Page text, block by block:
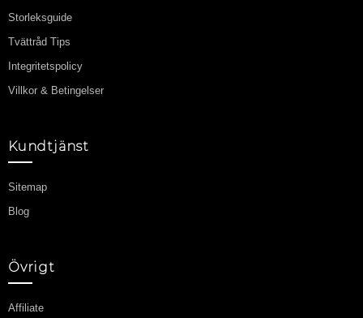
Storleksguide
Tvättråd Tips
Integritetspolicy
Villkor & Betingelser
Kundtjänst
Sitemap
Blog
Övrigt
Affiliate